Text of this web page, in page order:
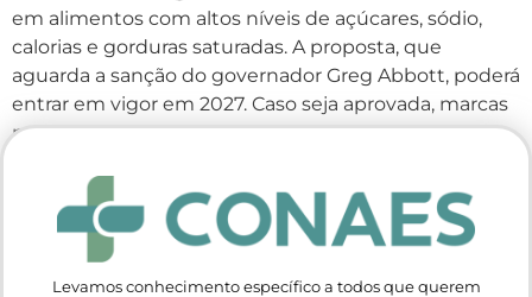
em alimentos com altos níveis de açúcares, sódio,
calorias e gorduras saturadas. A proposta, que
aguarda a sanção do governador Greg Abbott, poderá
entrar em vigor em 2027. Caso seja aprovada, marcas
populares como Doritos, M&Ms e […]
Levamos conhecimento específico a todos que querem